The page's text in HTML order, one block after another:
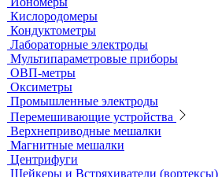
pH-метры
Иономеры
Кислородомеры
Кондуктометры
Лабораторные электроды